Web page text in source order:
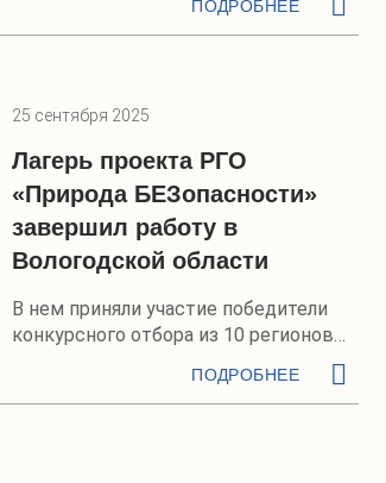
ПОДРОБНЕЕ
25 сентября 2025
Лагерь проекта РГО
«Природа БЕЗопасности»
завершил работу в
Вологодской области
В нем приняли участие победители
конкурсного отбора из 10 регионов
ПОДРОБНЕЕ